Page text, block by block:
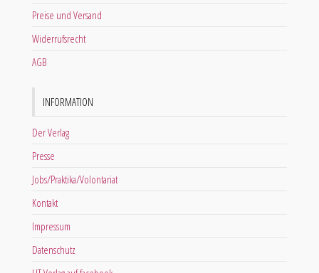
Preise und Versand
Widerrufsrecht
AGB
INFORMATION
Der Verlag
Presse
Jobs/Praktika/Volontariat
Kontakt
Impressum
Datenschutz